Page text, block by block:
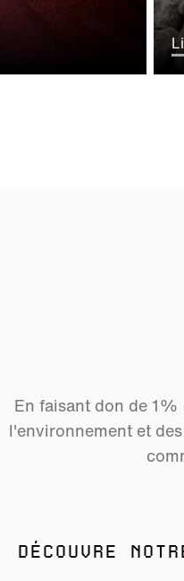
En faisant don de
l'environnement et
DÉCOUVRE